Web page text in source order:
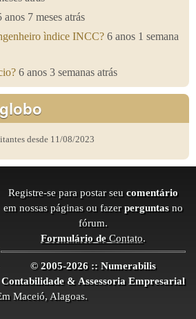
anos 7 meses atrás
ìndice INCC? 6 anos 1 semana
6 anos 3 semanas atrás
desde 11/08/2023
Registre-se para postar seu comentário
em nossas páginas ou fazer perguntas no
fórum.
Formulário deContato.
© 2005-2026 :: Numerabilis
Contabilidade & Assessoria Empresarial
Maceió, Alagoas.